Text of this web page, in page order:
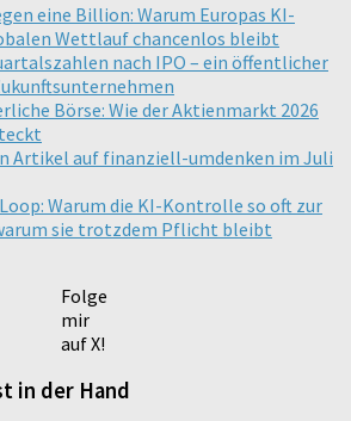
eine Billion: Warum Europas KI-
Wettlauf chancenlos bleibt
nach IPO – ein öffentlicher
Börse: Wie der Aktienmarkt 2026
Artikel auf finanziell-umdenken im Juli
Warum die KI-Kontrolle so oft zur
sie trotzdem Pflicht bleibt
Folge
mir
auf X!
in der Hand